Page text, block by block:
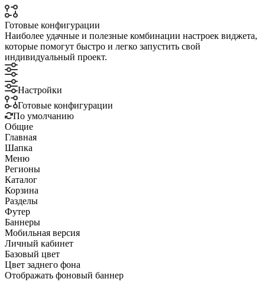
Готовые конфигурации
Наиболее удачные и полезные комбинации настроек виджета,
которые помогут быстро и легко запустить свой
индивидуальный проект.
Настройки
Готовые конфигурации
По умолчанию
Общие
Главная
Шапка
Меню
Регионы
Каталог
Корзина
Разделы
Футер
Баннеры
Мобильная версия
Личный кабинет
Базовый цвет
Цвет заднего фона
Отображать фоновый баннер